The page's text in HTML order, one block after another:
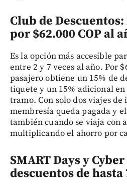
Club de
por $62.000 COP al
Es la opción más accesible
entre 2 y 7 veces al año. Por
pasajero obtiene un 15% de
tiquete y un 15% adicional
tramo. Con solo dos viajes
membresía queda pagada y
también cuando se viaja con
multiplicando el ahorro por
SMART Days y
descuentos de hasta